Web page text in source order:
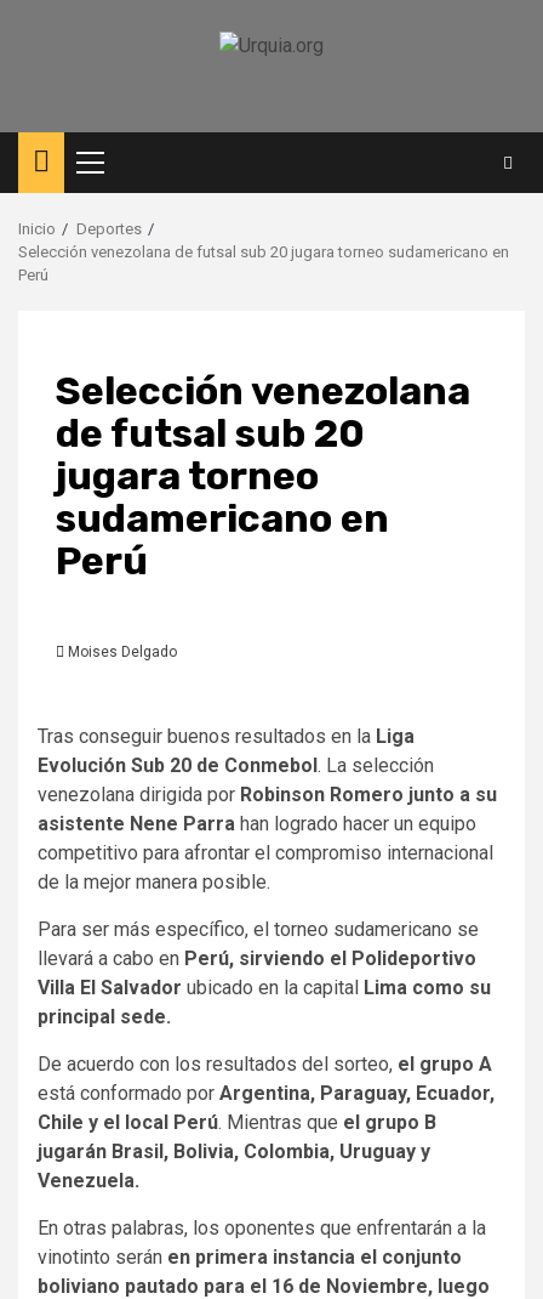
Menú
principal
Inicio
Deportes
Selección venezolana de futsal sub 20 jugara torneo sudamericano en
Perú
Selección venezolana
de futsal sub 20
jugara torneo
sudamericano en
Perú
Moises Delgado
Tras conseguir buenos resultados en la Liga
Evolución Sub 20 de Conmebol. La selección
venezolana dirigida por Robinson Romero junto a su
asistente Nene Parra han logrado hacer un equipo
competitivo para afrontar el compromiso internacional
de la mejor manera posible.
Para ser más específico, el torneo sudamericano se
llevará a cabo en Perú, sirviendo el Polideportivo
Villa El Salvador ubicado en la capital Lima como su
principal sede.
De acuerdo con los resultados del sorteo, el grupo A
está conformado por Argentina, Paraguay, Ecuador,
Chile y el local Perú. Mientras que el grupo B
jugarán Brasil, Bolivia, Colombia, Uruguay y
Venezuela.
En otras palabras, los oponentes que enfrentarán a la
vinotinto serán en primera instancia el conjunto
boliviano pautado para el 16 de Noviembre, luego